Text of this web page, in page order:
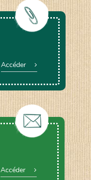
Accéder
Accéder